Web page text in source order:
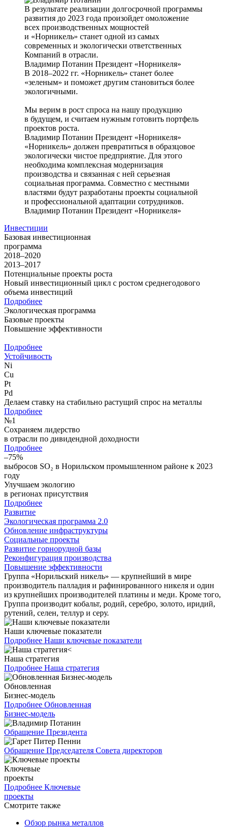
В результате реализации долгосрочной программы
развития до 2023 года произойдет омоложение
всех производственных мощностей
и «Норникель» станет одной из самых
современных и экологически ответственных
Компаний в отрасли.
Владимир Потанин Президент «Норникеля»
В 2018–2022 гг. «Норникель» станет более
«зеленым» и поможет другим становиться более
экологичными.
Мы верим в рост спроса на нашу продукцию
в будущем, и считаем нужным готовить портфель
проектов роста.
Владимир Потанин Президент «Норникеля»
«Норникель» должен превратиться в образцовое
экологически чистое предприятие. Для этого
необходима комплексная модернизация
производства и связанная с ней серьезная
социальная программа. Совместно с местными
властями будут разработаны проекты социальной
и профессиональной адаптации сотрудников.
Владимир Потанин Президент «Норникеля»
Инвестиции
Базовая инвестиционная
программа
2018–2020
2013–2017
Потенциальные проекты роста
Новый инвестиционный цикл с ростом среднегодового
объема инвестиций
Подробнее
Экологическая программа
Базовые проекты
Повышение эффективности
Подробнее
Устойчивость
Ni
Cu
Pt
Pd
Делаем ставку на стабильно растущий спрос на металлы
Подробнее
№1
Сохраняем лидерство
в отрасли по дивидендной доходности
Подробнее
–75%
выбросов SO₂ в Норильском промышленном районе к 2023
году
Улучшаем экологию
в регионах присутствия
Подробнее
Развитие
Экологическая программа 2.0
Обновление инфраструктуры
Социальные проекты
Развитие горнорудной базы
Реконфигурация производства
Повышение эффективности
Группа «Норильский никель» — крупнейший в мире
производитель палладия и рафинированного никеля и один
из крупнейших производителей платины и меди. Кроме того,
Группа производит кобальт, родий, серебро, золото, иридий,
рутений, селен, теллур и серу.
Наши ключевые показатели
Подробнее Наши ключевые показатели
Наша стратегия
Подробнее Наша стратегия
Обновленная
Бизнес-модель
Подробнее Обновленная
Бизнес-модель
Обращение Президента
Обращение Председателя Совета директоров
Ключевые
проекты
Подробнее Ключевые
проекты
Смотрите также
Обзор рынка металлов